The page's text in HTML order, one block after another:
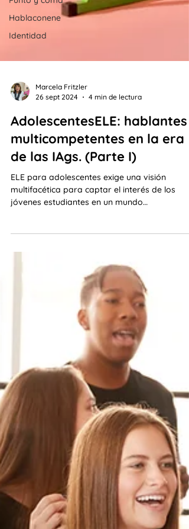
Hablaconene
Identidad
Marcela Fritzler
26 sept 2024
4 min de lectura
AdolescentesELE: hablantes
multicompetentes en la era
de las IAgs. (Parte I)
ELE para adolescentes exige una visión